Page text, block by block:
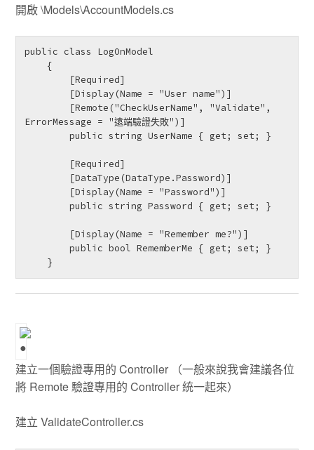
開啟 \Models\AccountModels.cs
public class LogOnModel
ErrorMessage = "遠端驗證失敗")]
        public string UserName { get; set; }
        public string Password { get; set; }
        public bool RememberMe { get; set; }
    }
建立一個驗證專用的 Controller （一般來說我會建議各位
將 Remote 驗證專用的 Controller 統一起來）
建立 ValidateController.cs